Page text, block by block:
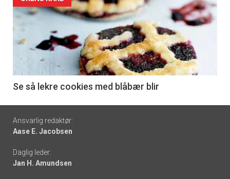
akkurat
nå
6
Se så lekre cookies med blåbær blir
Footer
-
links
Ansvarlig redaktør:
Aase E. Jacobsen
Daglig leder:
Jan H. Amundsen